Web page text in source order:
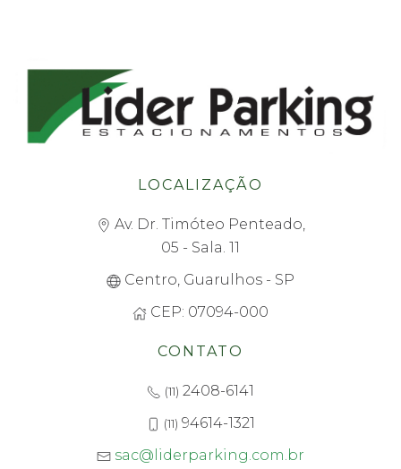
LOCALIZAÇÃO
Av. Dr. Timóteo Penteado,
05 - Sala. 11
Centro, Guarulhos - SP
CEP: 07094-000
CONTATO
(11) 2408-6141
(11) 94614-1321
sac@liderparking.com.br